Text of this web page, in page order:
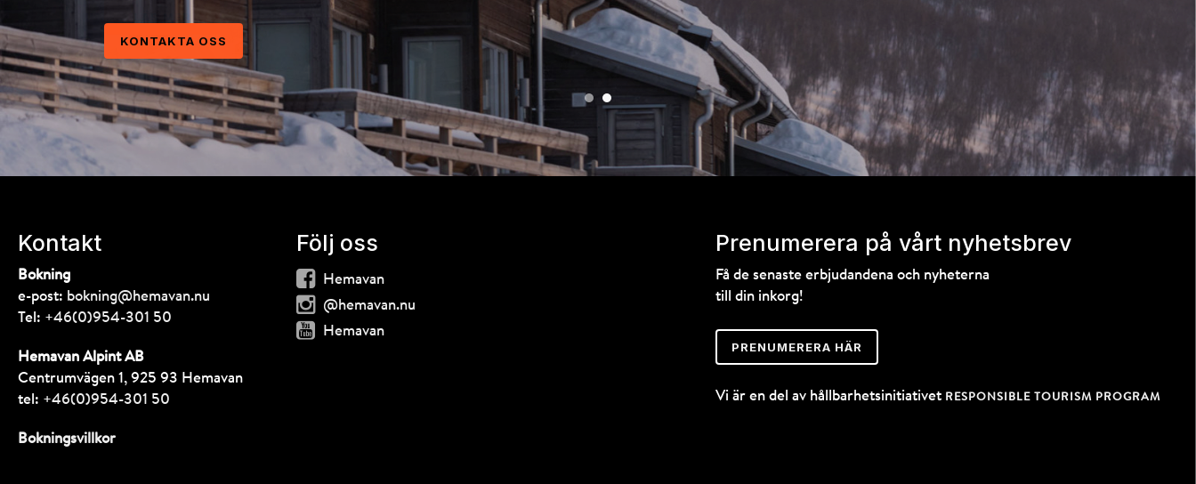
KONTAKTA OSS
Kontakt
Bokning
e-post: bokning@hemavan.nu
Tel: +46(0)954-301 50
Hemavan Alpint AB
Centrumvägen 1, 925 93 Hemavan
tel: +46(0)954-301 50
Bokningsvillkor
Följ oss
Hemavan
@hemavan.nu
Hemavan
Prenumerera på vårt nyhetsbrev
Få de senaste erbjudandena och nyheterna
till din inkorg!
PRENUMERERA HÄR
Vi är en del av hållbarhetsinitiativet RESPONSIBLE TOURISM PROGRAM